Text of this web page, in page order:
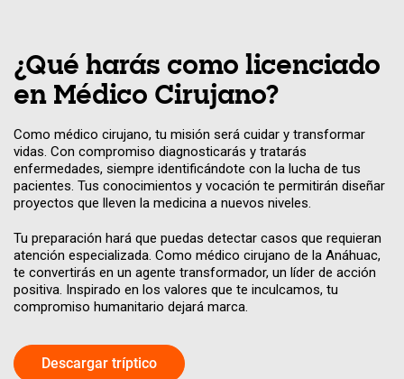
¿Qué harás como licenciado
en Médico Cirujano?
Como médico cirujano, tu misión será cuidar y transformar
vidas. Con compromiso diagnosticarás y tratarás
enfermedades, siempre identificándote con la lucha de tus
pacientes. Tus conocimientos y vocación te permitirán diseñar
proyectos que lleven la medicina a nuevos niveles.
Tu preparación hará que puedas detectar casos que requieran
atención especializada. Como médico cirujano de la Anáhuac,
te convertirás en un agente transformador, un líder de acción
positiva. Inspirado en los valores que te inculcamos, tu
compromiso humanitario dejará marca.
Descargar tríptico